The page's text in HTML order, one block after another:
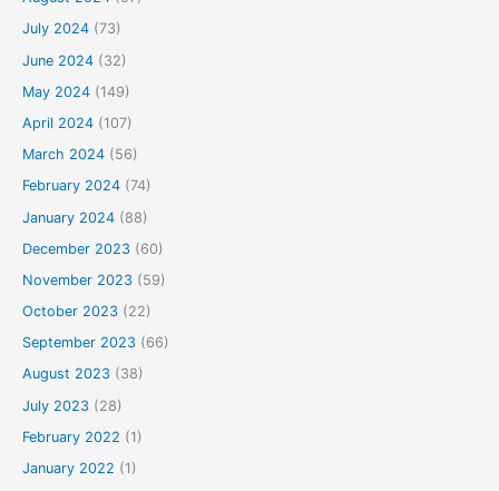
July 2024(73)
June 2024(32)
May 2024(149)
April 2024(107)
March 2024(56)
February 2024(74)
January 2024(88)
December 2023(60)
November 2023(59)
October 2023(22)
September 2023(66)
August 2023(38)
July 2023(28)
February 2022 (1)
January 2022 (1)